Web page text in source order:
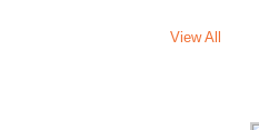
View All